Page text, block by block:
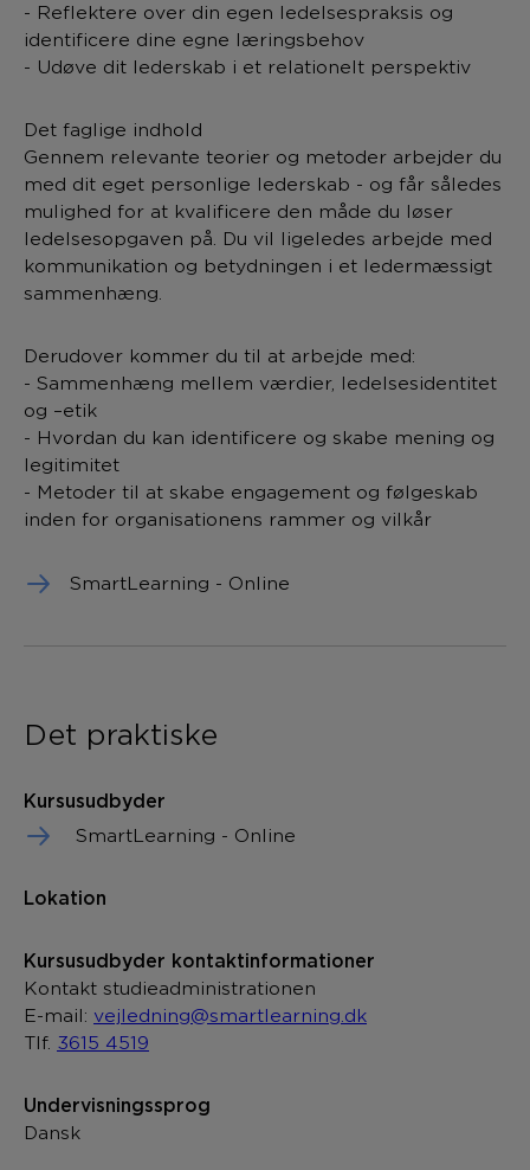
- Reflektere over din egen ledelsespraksis og
identificere dine egne læringsbehov
- Udøve dit lederskab i et relationelt perspektiv
Det faglige indhold
Gennem relevante teorier og metoder arbejder du
med dit eget personlige lederskab - og får således
mulighed for at kvalificere den måde du løser
ledelsesopgaven på. Du vil ligeledes arbejde med
kommunikation og betydningen i et ledermæssigt
sammenhæng.
Derudover kommer du til at arbejde med:
- Sammenhæng mellem værdier, ledelsesidentitet
og –etik
- Hvordan du kan identificere og skabe mening og
legitimitet
- Metoder til at skabe engagement og følgeskab
inden for organisationens rammer og vilkår
SmartLearning - Online
Det praktiske
Kursusudbyder
SmartLearning - Online
Lokation
Kursusudbyder kontaktinformationer
Kontakt studieadministrationen
E-mail: vejledning@smartlearning.dk
Tlf. 3615 4519
Undervisningssprog
Dansk